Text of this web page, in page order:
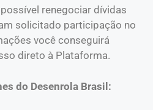
renegociar dívidas
solicitado participação no
você conseguirá
direto à Plataforma.
do Desenrola Brasil: